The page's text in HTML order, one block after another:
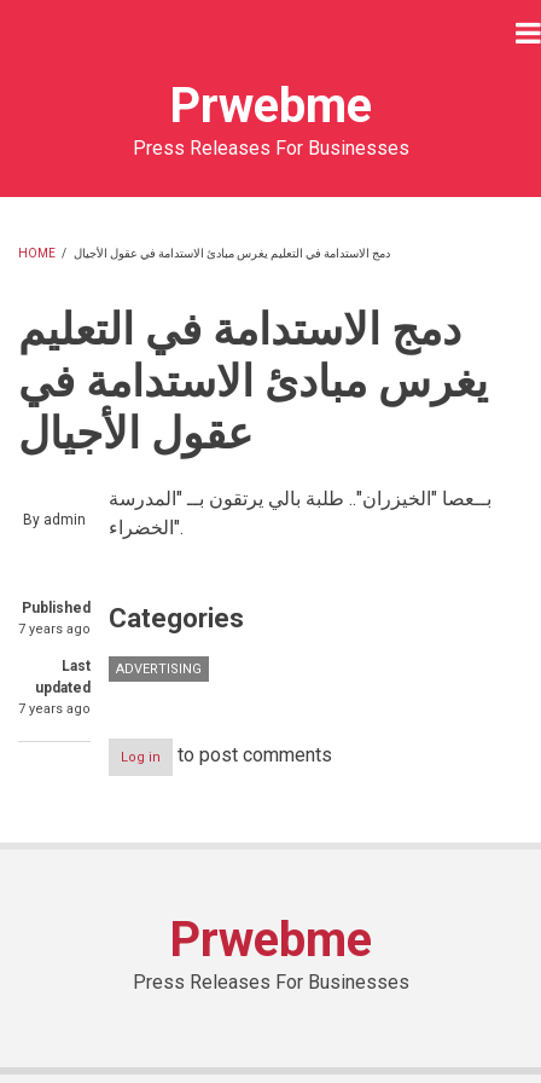
Prwebme
Press Releases For Businesses
HOME / دمج الاستدامة في التعليم يغرس مبادئ الاستدامة في عقول الأجيال
دمج الاستدامة في التعليم
يغرس مبادئ الاستدامة في
عقول الأجيال
By admin
Published
7 years ago
Last
updated
7 years ago
بــعصا "الخيزران".. طلبة بالي يرتقون بــ "المدرسة
الخضراء".
Categories
ADVERTISING
Log in to post comments
Prwebme
Press Releases For Businesses